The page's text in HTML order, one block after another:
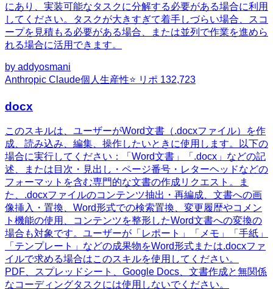
にあり、実装可能なタスクに分解する必要がある場合に利用
してください。タスクが大きすぎて着手しづらい場合、スコ
ープを見積もる必要がある場合、または並列で作業を進めら
れる場合に活用できます。
by addyosmani
Anthropic Claude個人生産性⭐ リポ 132,723
docx
このスキルは、ユーザーがWord文書（.docxファイル）を作
成、読み込み、編集、操作したいときに使用します。以下の
場合に実行してください：「Word文書」「.docx」などの記
述、または目次・見出し・ページ番号・レターヘッドなどの
フォーマットを含む専門的な文書の作成リクエスト。ま
た、.docxファイルのコンテンツ抽出・再編成、文書への画
像挿入・置換、Word形式での検索置換、変更履歴やコメン
ト機能の使用、コンテンツを整形したWord文書への変換の
場合も対象です。ユーザーが「レポート」「メモ」「手紙」
「テンプレート」などの成果物をWord形式または.docxファ
イルで求める場合はこのスキルを使用してください。
PDF、スプレッドシート、Google Docs、文書作成と無関係
なコーディングタスクには使用しないでください。